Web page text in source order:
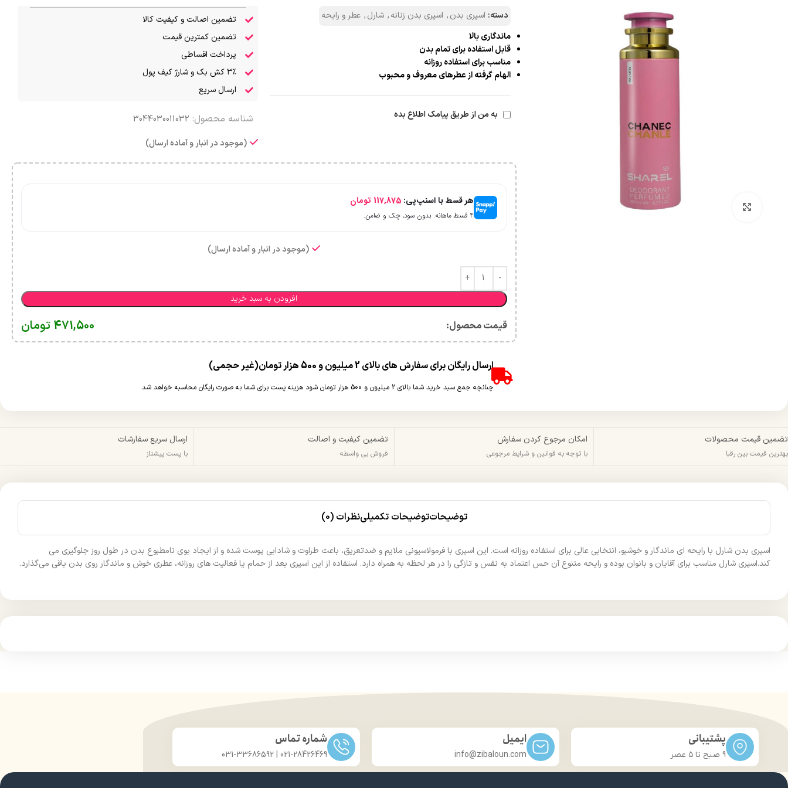
دسته: اسپری بدن, اسپری بدن زنانه, شارل, عطر و رایحه
ماندگاری بالا
قابل استفاده برای تمام بدن
مناسب برای استفاده روزانه
الهام گرفته از عطرهای معروف و محبوب
به من از طریق پیامک اطلاع بده
تضمین اصالت و کیفیت کالا
تضمین کمترین قیمت
پرداخت اقساطی
۳٪ کش بک و شارژ کیف پول
ارسال سریع
شناسه محصول: 3044030011032
(موجود در انبار و آماده ارسال)
هر قسط با اسنپ‌پی:117,875 تومان
۴ قسط ماهانه. بدون سود، چک و ضامن.
(موجود در انبار و آماده ارسال)
افزودن به سبد خرید
قیمت محصول:​ 471,500 تومان
ارسال رایگان برای سفارش های بالای 2 میلیون و 500 هزار تومان(غیر حجمی)
چنانچه جمع سبد خرید شما بالای 2 میلیون و 500 هزار تومان شود هزینه پست برای شما به صورت رایگان محاسبه خواهد شد.
تضمین قیمت محصولات
بهترین قیمت بین رقبا
امکان مرجوع کردن سفارش
با توجه به قوانین و شرایط مرجوعی
تضمین کیفیت و اصالت
فروش بی واسطه
ارسال سریع سفارشات
با پست پیشتاز
توضیحاتتوضیحات تکمیلینظرات (0)
اسپری بدن شارل با رایحه‌ ای ماندگار و خوشبو، انتخابی عالی برای استفاده روزانه است. این اسپری با فرمولاسیونی ملایم و ضد‌تعریق، باعث طراوت و شادابی پوست شده و از ایجاد بوی نامطبوع بدن در طول روز جلوگیری می‌
کند.اسپری شارل مناسب برای آقایان و بانوان بوده و رایحه متنوع آن حس اعتماد‌ به‌ نفس و تازگی را در هر لحظه به همراه دارد. استفاده از این اسپری بعد از حمام یا فعالیت‌ های روزانه، عطری خوش و ماندگار روی بدن باقی می‌گذارد.
پشتیبانی
9 صبح تا ۵ عصر
ایمیل
info@zibaloun.com
شماره تماس
021-28426469 | 031-33686592